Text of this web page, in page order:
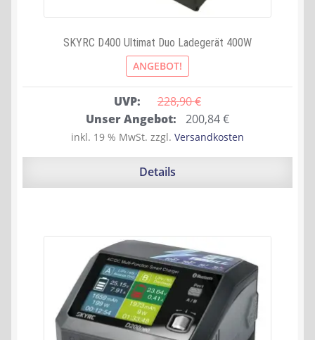
SKYRC D400 Ultimat Duo Ladegerät 400W
ANGEBOT!
UVP: 228,90 €
Ursprünglicher
Preis
war:
Unser Angebot: 200,84€Aktueller
Preis
ist:
inkl. 19 % MwSt. zzgl. Versandkosten
Details